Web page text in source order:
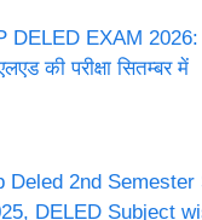
DELED EXAM 2026:
की परीक्षा सितम्बर में
Deled 2nd Semester
DELED Subject